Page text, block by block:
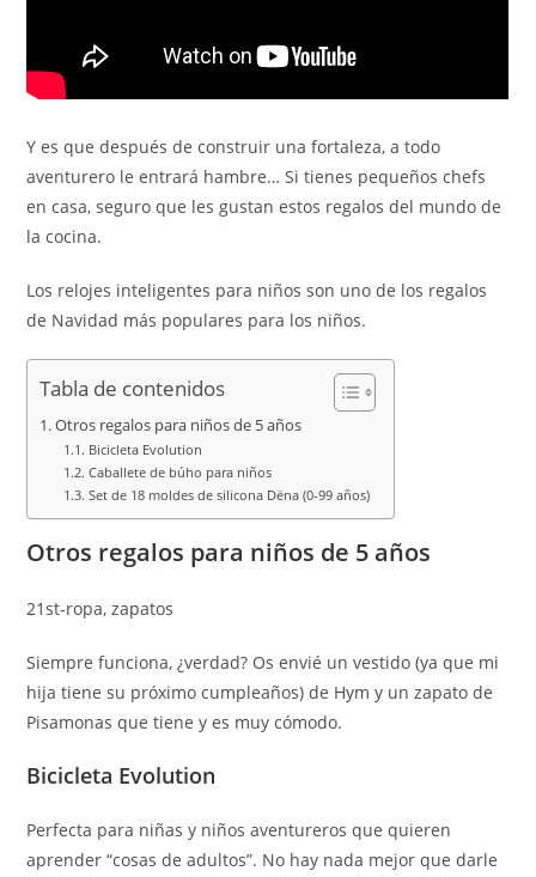
Y es que después de construir una fortaleza, a todo
aventurero le entrará hambre… Si tienes pequeños chefs
en casa, seguro que les gustan estos regalos del mundo de
la cocina.
Los relojes inteligentes para niños son uno de los regalos
de Navidad más populares para los niños.
Tabla de contenidos
Otros regalos para niños de 5 años
Bicicleta Evolution
Caballete de búho para niños
Set de 18 moldes de silicona Dëna (0-99 años)
Otros regalos para niños de 5 años
21st-ropa, zapatos
Siempre funciona, ¿verdad? Os envié un vestido (ya que mi
hija tiene su próximo cumpleaños) de Hym y un zapato de
Pisamonas que tiene y es muy cómodo.
Bicicleta Evolution
Perfecta para niñas y niños aventureros que quieren
aprender “cosas de adultos”. No hay nada mejor que darle